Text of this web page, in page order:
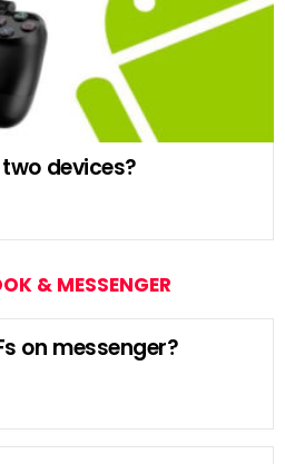
devices?
& MESSENGER
on messenger?